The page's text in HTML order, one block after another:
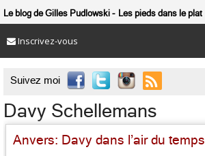
Le blog de Gilles Pudlowski Les pieds dans le plat
Inscrivez-vous
Suivez moi 
Davy Schellemans
Anvers: Davy dans l’air du temps